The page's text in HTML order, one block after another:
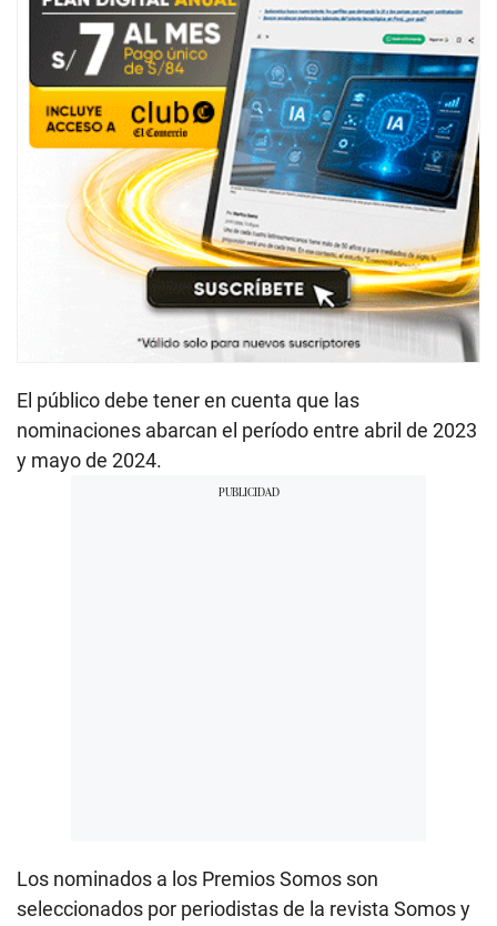
El público debe tener en cuenta que las
nominaciones abarcan el período entre abril de 2023
y mayo de 2024.
Los nominados a los Premios Somos son
seleccionados por periodistas de la revista Somos y